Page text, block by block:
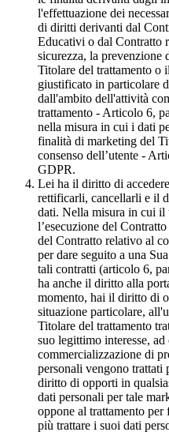
l'effettuazione dei
di diritti derivanti dal
Educativi o dal Contratto
sicurezza, la
Titolare del trattamento o
giustificato in particolare
dall'ambito dell'attività
trattamento - Articolo 6,
nella misura in cui i dati
finalità di marketing del
consenso dell’utente -
GDPR.
Lei ha il diritto di
rettificarli, cancellarli e il
dati. Nella misura in cui il
l’esecuzione del
del Contratto relativo al
per dare seguito a una
tali contratti (articolo 6,
ha anche il diritto alla
momento, hai il diritto di
situazione particolare,
Titolare del trattamento
suo legittimo interesse,
commercializzazione di
personali vengono
diritto di opporti in
dati personali per tale
oppone al trattamento
più trattare i suoi dati